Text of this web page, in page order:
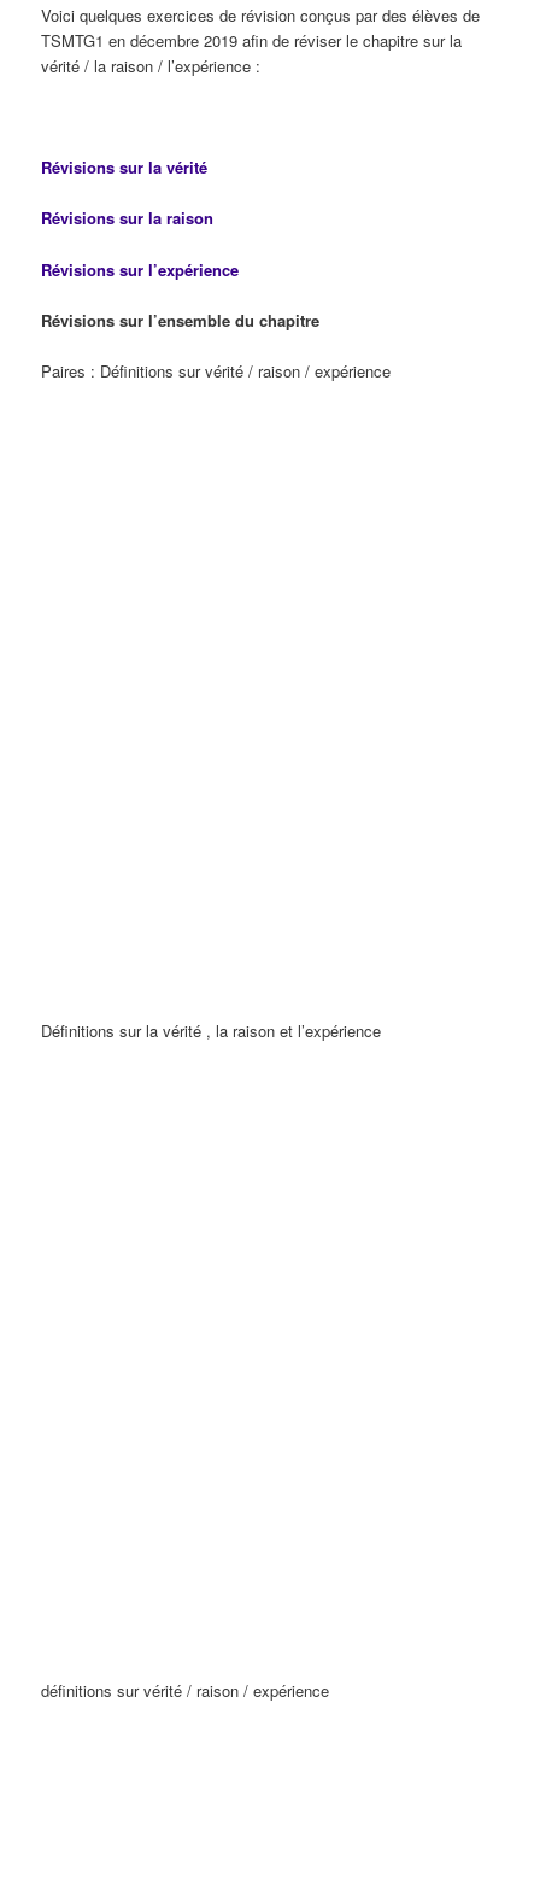
Voici quelques exercices de révision conçus par des élèves de
TSMTG1 en décembre 2019 afin de réviser le chapitre sur la
vérité / la raison / l’expérience :
Révisions sur la vérité
Révisions sur la raison
Révisions sur l’expérience
Révisions sur l’ensemble du chapitre
Paires : Définitions sur vérité / raison / expérience
Définitions sur la vérité , la raison et l’expérience
définitions sur vérité / raison / expérience